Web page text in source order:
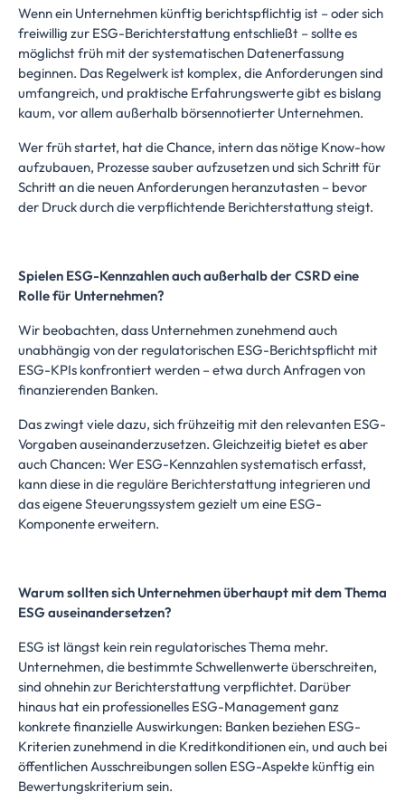
Wenn ein Unternehmen künftig berichtspflichtig ist – oder sich
freiwillig zur ESG-Berichterstattung entschließt – sollte es
möglichst früh mit der systematischen Datenerfassung
beginnen. Das Regelwerk ist komplex, die Anforderungen sind
umfangreich, und praktische Erfahrungswerte gibt es bislang
kaum, vor allem außerhalb börsennotierter Unternehmen.
Wer früh startet, hat die Chance, intern das nötige Know-how
aufzubauen, Prozesse sauber aufzusetzen und sich Schritt für
Schritt an die neuen Anforderungen heranzutasten – bevor
der Druck durch die verpflichtende Berichterstattung steigt.
Spielen ESG-Kennzahlen auch außerhalb der CSRD eine
Rolle für Unternehmen?
Wir beobachten, dass Unternehmen zunehmend auch
unabhängig von der regulatorischen ESG-Berichtspflicht mit
ESG-KPIs konfrontiert werden – etwa durch Anfragen von
finanzierenden Banken.
Das zwingt viele dazu, sich frühzeitig mit den relevanten ESG-
Vorgaben auseinanderzusetzen. Gleichzeitig bietet es aber
auch Chancen: Wer ESG-Kennzahlen systematisch erfasst,
kann diese in die reguläre Berichterstattung integrieren und
das eigene Steuerungssystem gezielt um eine ESG-
Komponente erweitern.
Warum sollten sich Unternehmen überhaupt mit dem Thema
ESG auseinandersetzen?
ESG ist längst kein rein regulatorisches Thema mehr.
Unternehmen, die bestimmte Schwellenwerte überschreiten,
sind ohnehin zur Berichterstattung verpflichtet. Darüber
hinaus hat ein professionelles ESG-Management ganz
konkrete finanzielle Auswirkungen: Banken beziehen ESG-
Kriterien zunehmend in die Kreditkonditionen ein, und auch bei
öffentlichen Ausschreibungen sollen ESG-Aspekte künftig ein
Bewertungskriterium sein.